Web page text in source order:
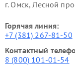
г. Омск, ​Лесной
Горячая линия:
+7 (381) 267-81-50
Контактный
8 (800) 101-01-54